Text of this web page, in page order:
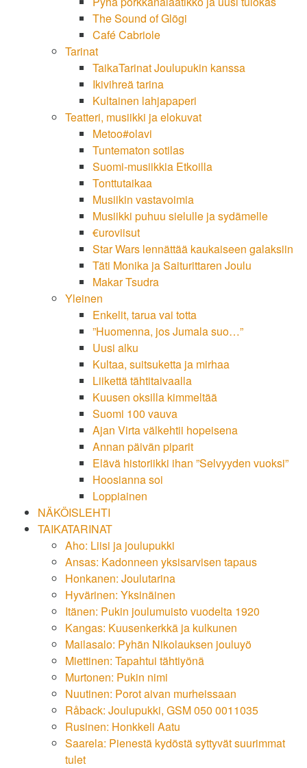
The Sound of Glögi
Café Cabriole
Tarinat
TaikaTarinat Joulupukin kanssa
Ikivihreä tarina
Kultainen lahjapaperi
Teatteri, musiikki ja elokuvat
Metoo#olavi
Tuntematon sotilas
Suomi-musiikkia Etkoilla
Tonttutaikaa
Musiikin vastavoimia
Musiikki puhuu sielulle ja sydämelle
€uroviisut
Star Wars lennättää kaukaiseen galaksiin
Täti Monika ja Saiturittaren Joulu
Makar Tsudra
Yleinen
Enkelit, tarua vai totta
”Huomenna, jos Jumala suo…”
Uusi alku
Kultaa, suitsuketta ja mirhaa
Liikettä tähtitaivaalla
Kuusen oksilla kimmeltää
Suomi 100 vauva
Ajan Virta välkehtii hopeisena
Annan päivän piparit
Elävä historiikki ihan ”Selvyyden vuoksi”
Hoosianna soi
Loppiainen
NÄKÖISLEHTI
TAIKATARINAT
Aho: Liisi ja joulupukki
Ansas: Kadonneen yksisarvisen tapaus
Honkanen: Joulutarina
Hyvärinen: Yksinäinen
Itänen: Pukin joulumuisto vuodelta 1920
Kangas: Kuusenkerkkä ja kulkunen
Mailasalo: Pyhän Nikolauksen jouluyö
Miettinen: Tapahtui tähtiyönä
Murtonen: Pukin nimi
Nuutinen: Porot aivan murheissaan
Råback: Joulupukki, GSM 050 0011035
Rusinen: Honkkeli Aatu
Saarela: Pienestä kydöstä syttyvät suurimmat
tulet